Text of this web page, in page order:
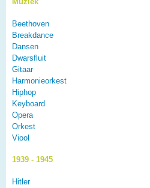
Beethoven
Breakdance
Dansen
Dwarsfluit
Gitaar
Harmonieorkest
Hiphop
Keyboard
Opera
Orkest
Viool
1939 - 1945
Hitler